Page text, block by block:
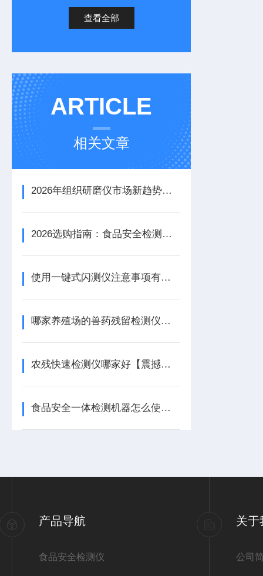
查看全部
ARTICLE
相关文章
2026年组织研磨仪市场新趋势：专业厂家教你如何避坑
2026选购指南：食品安全检测仪器哪款更适合国产替代需求
使用一键式闪测仪注意事项有哪些
哪家养殖场的兽药残留检测仪比较好【重磅推荐】养殖场兽药残留检测仪
农残快速检测仪哪家好【震撼推荐】农残快速检测仪
食品安全一体检测机器怎么使用【操作方式】食品安全一体检测机
产品导航
食品安全检测仪
关于
公司